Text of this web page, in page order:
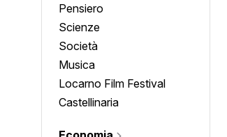
Pensiero
Scienze
Società
Musica
Locarno Film Festival
Castellinaria